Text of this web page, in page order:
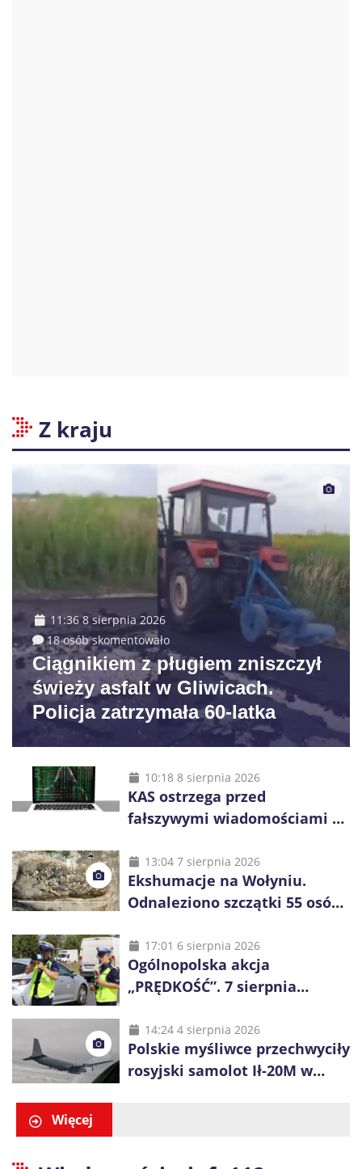
Z kraju
11:36 8 sierpnia 2026
18 osób skomentowało
Ciągnikiem z pługiem zniszczył
świeży asfalt w Gliwicach.
Policja zatrzymała 60-latka
10:18 8 sierpnia 2026
KAS ostrzega przed
fałszywymi wiadomościami o
48 godzin
13:04 7 sierpnia 2026
Ekshumacje na Wołyniu.
Odnaleziono szczątki 55 osób,
17:01 6 sierpnia 2026
Ogólnopolska akcja
„PRĘDKOŚĆ”. 7 sierpnia
14:24 4 sierpnia 2026
Polskie myśliwce przechwyciły
rosyjski samolot Ił-20M w
Więcej